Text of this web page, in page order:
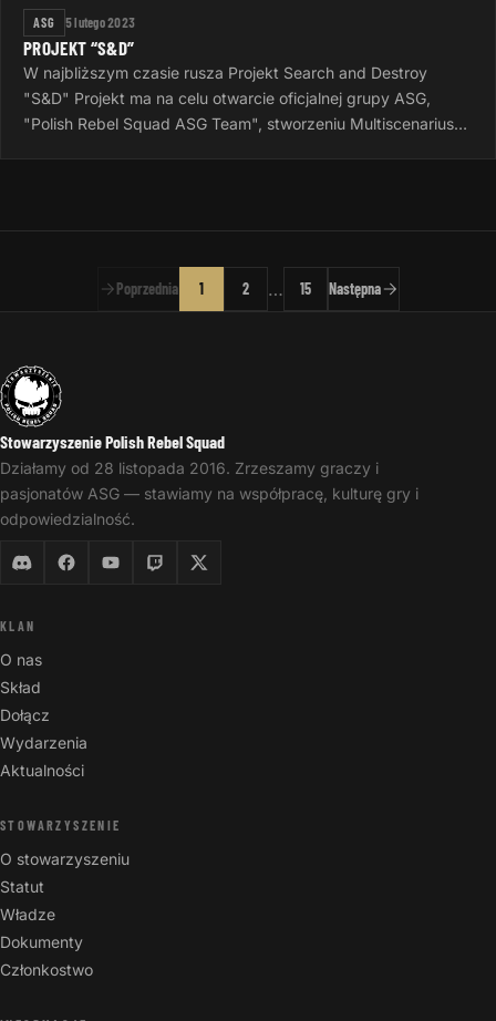
ASG 5 lutego 2023
PROJEKT “S&D”
W najbliższym czasie rusza Projekt Search and Destroy
"S&D" Projekt ma na celu otwarcie oficjalnej grupy ASG,
"Polish Rebel Squad ASG Team", stworzeniu Multiscenariusza
Poprzednia 1 2 … 15 Następna
Stowarzyszenie Polish Rebel Squad
Działamy od 28 listopada 2016. Zrzeszamy graczy i
pasjonatów ASG — stawiamy na współpracę, kulturę gry i
odpowiedzialność.
KLAN
O nas
Skład
Dołącz
Wydarzenia
Aktualności
STOWARZYSZENIE
O stowarzyszeniu
Statut
Władze
Dokumenty
Członkostwo